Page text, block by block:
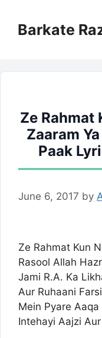
contentBarkate
Ze Rahmat
Zaaram
Paak
June 6, 2017 by
Ze Rahmat Kun
Rasool Allah
Jami R.A. Ka
Aur Ruhaani
Mein Pyare
Intehayi Aajzi